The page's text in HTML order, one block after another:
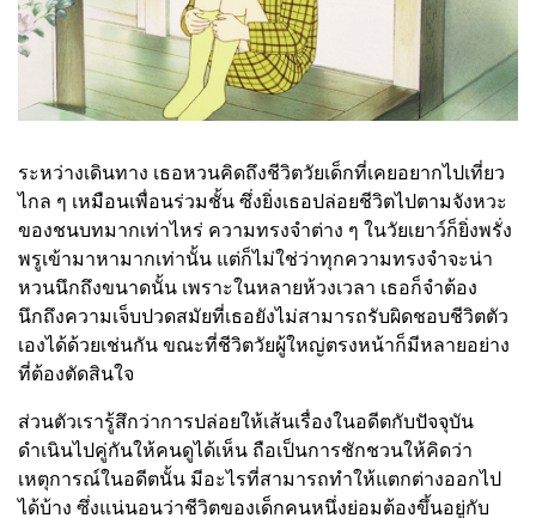
ระหว่างเดินทาง เธอหวนคิดถึงชีวิตวัยเด็กที่เคยอยากไปเที่ยว
ไกล ๆ เหมือนเพื่อนร่วมชั้น ซึ่งยิ่งเธอปล่อยชีวิตไปตามจังหวะ
ของชนบทมากเท่าไหร่ ความทรงจำต่าง ๆ ในวัยเยาว์ก็ยิ่งพรั่ง
พรูเข้ามาหามากเท่านั้น แต่ก็ไม่ใช่ว่าทุกความทรงจำจะน่า
หวนนึกถึงขนาดนั้น เพราะในหลายห้วงเวลา เธอก็จำต้อง
นึกถึงความเจ็บปวดสมัยที่เธอยังไม่สามารถรับผิดชอบชีวิตตัว
เองได้ด้วยเช่นกัน ขณะที่ชีวิตวัยผู้ใหญ่ตรงหน้าก็มีหลายอย่าง
ที่ต้องตัดสินใจ
ส่วนตัวเรารู้สึกว่าการปล่อยให้เส้นเรื่องในอดีตกับปัจจุบัน
ดำเนินไปคู่กันให้คนดูได้เห็น ถือเป็นการชักชวนให้คิดว่า
เหตุการณ์ในอดีตนั้น มีอะไรที่สามารถทำให้แตกต่างออกไป
ได้บ้าง ซึ่งแน่นอนว่าชีวิตของเด็กคนหนึ่งย่อมต้องขึ้นอยู่กับ